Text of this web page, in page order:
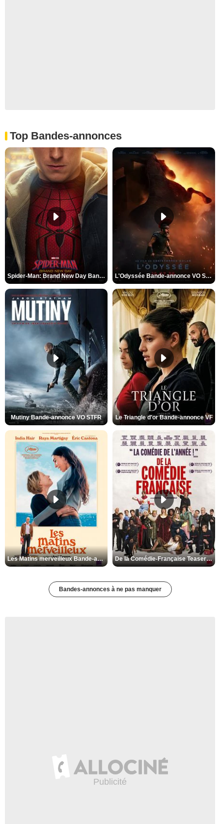
Top Bandes-annonces
Spider-Man: Brand New Day Bande-annonce VO STFR L'Odyssée Bande-annonce VO STFR
Mutiny Bande-annonce VO STFR Le Triangle d'or Bande-annonce VF
Les Matins merveilleux Bande-annonce VF De la Comédie-Française Teaser VF
Bandes-annonces à ne pas manquer